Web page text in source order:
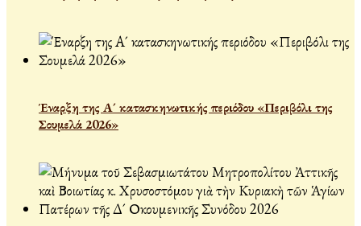
Έναρξη της Α´ κατασκηνωτικής περιόδου «Περιβόλι της
Σουμελά 2026»